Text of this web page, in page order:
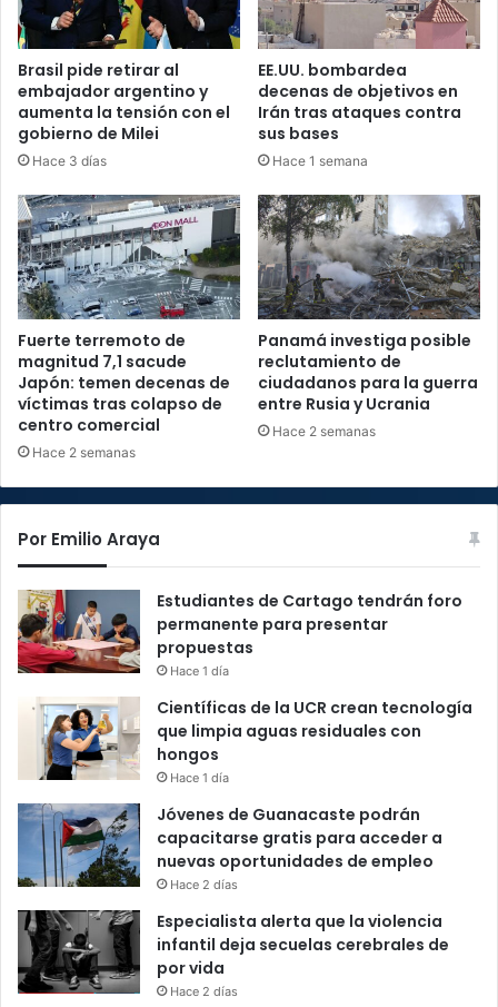
Brasil pide retirar al
embajador argentino y
aumenta la tensión con el
gobierno de Milei
Hace 3 días
EE.UU. bombardea
decenas de objetivos en
Irán tras ataques contra
sus bases
Hace 1 semana
Fuerte terremoto de
magnitud 7,1 sacude
Japón: temen decenas de
víctimas tras colapso de
centro comercial
Hace 2 semanas
Panamá investiga posible
reclutamiento de
ciudadanos para la guerra
entre Rusia y Ucrania
Hace 2 semanas
Por Emilio Araya
Estudiantes de Cartago tendrán foro
permanente para presentar
propuestas
Hace 1 día
Científicas de la UCR crean tecnología
que limpia aguas residuales con
hongos
Hace 1 día
Jóvenes de Guanacaste podrán
capacitarse gratis para acceder a
nuevas oportunidades de empleo
Hace 2 días
Especialista alerta que la violencia
infantil deja secuelas cerebrales de
por vida
Hace 2 días